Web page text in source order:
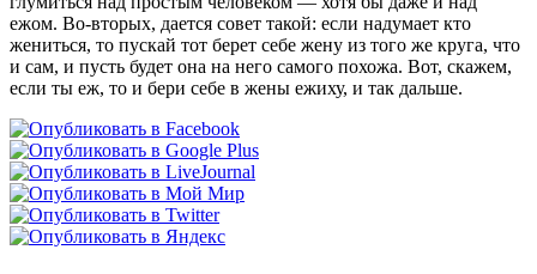
ежом. Во-вторых, дается совет такой: если надумает кто
жениться, то пускай тот берет себе жену из того же круга, что
и сам, и пусть будет она на него самого похожа. Вот, скажем,
если ты еж, то и бери себе в жены ежиху, и так дальше.